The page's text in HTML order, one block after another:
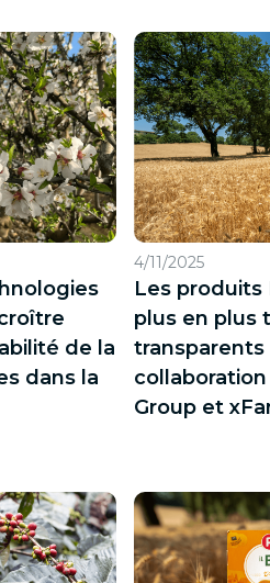
de la
dans la
4/11/2025
Les produits
plus en plus
Group et